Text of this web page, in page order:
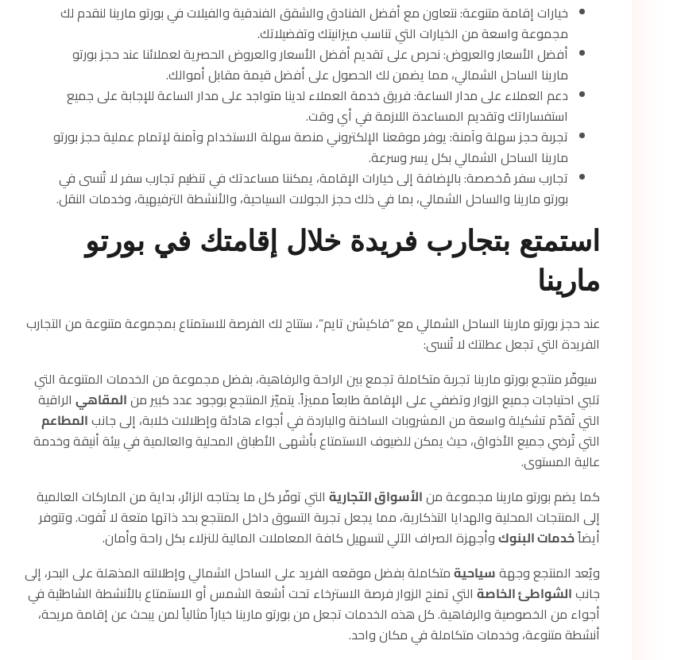
خيارات إقامة متنوعة: نتعاون مع أفضل الفنادق والشقق الفندقية والفيلات في بورتو مارينا لنقدم لك
مجموعة واسعة من الخيارات التي تناسب ميزانيتك وتفضيلاتك.
أفضل الأسعار والعروض: نحرص على تقديم أفضل الأسعار والعروض الحصرية لعملائنا عند حجز بورتو
مارينا الساحل الشمالي، مما يضمن لك الحصول على أفضل قيمة مقابل أموالك.
دعم العملاء على مدار الساعة: فريق خدمة العملاء لدينا متواجد على مدار الساعة للإجابة على جميع
استفساراتك وتقديم المساعدة اللازمة في أي وقت.
تجربة حجز سهلة وآمنة: يوفر موقعنا الإلكتروني منصة سهلة الاستخدام وآمنة لإتمام عملية حجز بورتو
مارينا الساحل الشمالي بكل يسر وسرعة.
تجارب سفر مُخصصة: بالإضافة إلى خيارات الإقامة، يمكننا مساعدتك في تنظيم تجارب سفر لا تُنسى في
بورتو مارينا والساحل الشمالي، بما في ذلك حجز الجولات السياحية، والأنشطة الترفيهية، وخدمات النقل.
استمتع بتجارب فريدة خلال إقامتك في بورتو
مارينا
عند حجز بورتو مارينا الساحل الشمالي مع “فاكيشن تايم”، ستتاح لك الفرصة للاستمتاع بمجموعة متنوعة من التجارب
الفريدة التي تجعل عطلتك لا تُنسى:
سيوفّر منتجع بورتو مارينا تجربة متكاملة تجمع بين الراحة والرفاهية، بفضل مجموعة من الخدمات المتنوعة التي
تلبي احتياجات جميع الزوار وتضفي على الإقامة طابعاً مميزاً. يتميّز المنتجع بوجود عدد كبير منالمقاهي الراقية
التي تُقدّم تشكيلة واسعة من المشروبات الساخنة والباردة في أجواء هادئة وإطلالات خلابة، إلى جانبالمطاعم
التي تُرضي جميع الأذواق، حيث يمكن للضيوف الاستمتاع بأشهى الأطباق المحلية والعالمية في بيئة أنيقة وخدمة
عالية المستوى.
كما يضم بورتو مارينا مجموعة منالأسواق التجارية التي توفّر كل ما يحتاجه الزائر، بداية من الماركات العالمية
إلى المنتجات المحلية والهدايا التذكارية، مما يجعل تجربة التسوق داخل المنتجع بحد ذاتها متعة لا تُفوت. وتتوفر
أيضاًخدمات البنوكوأجهزة الصراف الآلي لتسهيل كافة المعاملات المالية للنزلاء بكل راحة وأمان.
ويُعد المنتجع وجهةسياحيةمتكاملة بفضل موقعه الفريد على الساحل الشمالي وإطلالته المذهلة على البحر، إلى
جانبالشواطئ الخاصة التي تمنح الزوار فرصة الاسترخاء تحت أشعة الشمس أو الاستمتاع بالأنشطة الشاطئية في
أجواء من الخصوصية والرفاهية. كل هذه الخدمات تجعل من بورتو مارينا خياراً مثالياً لمن يبحث عن إقامة مريحة،
أنشطة متنوعة، وخدمات متكاملة في مكان واحد.